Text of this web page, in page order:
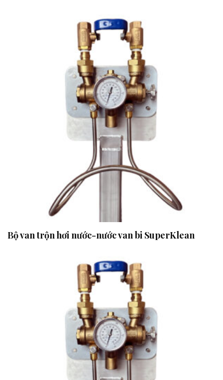
Bộ van trộn hơi nước-nước van bi SuperKlean